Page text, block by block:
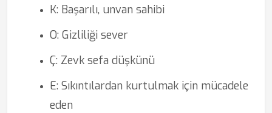
K: Başarılı, unvan sahibi
O: Gizliliği sever
Ç: Zevk sefa düşkünü
E: Sıkıntılardan kurtulmak için mücadele
eden